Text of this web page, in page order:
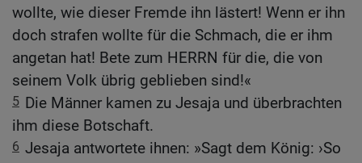
wollte, wie dieser Fremde ihn lästert! Wenn er ihn
doch strafen wollte für die Schmach, die er ihm
angetan hat! Bete zum HERRN für die, die von
seinem Volk übrig geblieben sind!«
5 Die Männer kamen zu Jesaja und überbrachten
ihm diese Botschaft.
6 Jesaja antwortete ihnen: »Sagt dem König: ›So